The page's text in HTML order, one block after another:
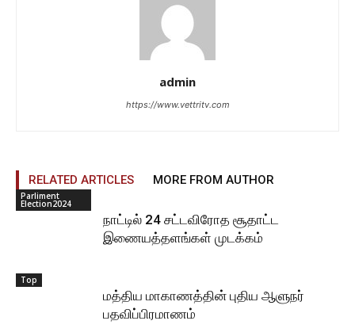
admin
https://www.vettritv.com
RELATED ARTICLES MORE FROM AUTHOR
Parliment
Election2024
நாட்டில் 24 சட்டவிரோத சூதாட்ட
இணையத்தளங்கள் முடக்கம்
Top
மத்திய மாகாணத்தின் புதிய ஆளுநர்
பதவிப்பிரமாணம்